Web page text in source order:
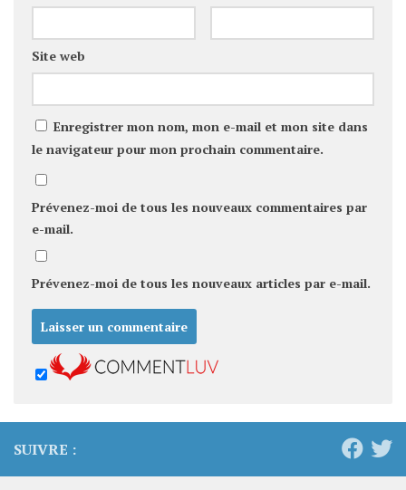
Site web
Enregistrer mon nom, mon e-mail et mon site dans
le navigateur pour mon prochain commentaire.
Prévenez-moi de tous les nouveaux commentaires par
e-mail.
Prévenez-moi de tous les nouveaux articles par e-mail.
SUIVRE :